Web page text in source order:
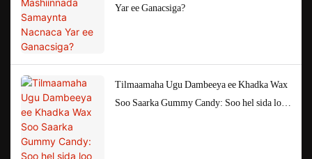
Yar ee Ganacsiga?
Tilmaamaha Ugu Dambeeya ee Khadka Wax
Soo Saarka Gummy Candy: Soo hel sida loo